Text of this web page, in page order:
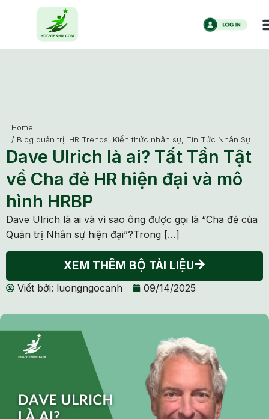
Home
/ Blog quản trị, HR Trends, Kiến thức nhân sự, Tin Tức Nhân Sự
Dave Ulrich là ai? Tất Tần Tật
về Cha đẻ HR hiện đại và mô
hình HRBP
Dave Ulrich là ai và vì sao ông được gọi là “Cha đẻ của
Quản trị Nhân sự hiện đại”?Trong […]
XEM THÊM BỘ TÀI LIỆU
Viết bởi: luongngocanh 09/14/2025